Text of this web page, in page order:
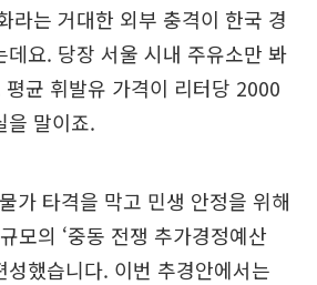
라는 거대한 외부 충격이 한국 경
데요. 당장 서울 시내 주유소만 봐
균 휘발유 가격이 리터당 2000
을 말이죠.
가 타격을 막고 민생 안정을 위해
모의 ‘중동 전쟁 추가경정예산
성했습니다. 이번 추경안에서는